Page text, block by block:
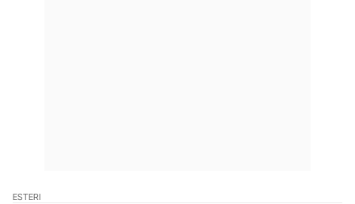
ESTERI